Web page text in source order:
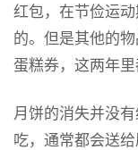
红包，在节俭运
的。但是其他的
蛋糕券，这两年里
月饼的消失并没
吃，通常都会送